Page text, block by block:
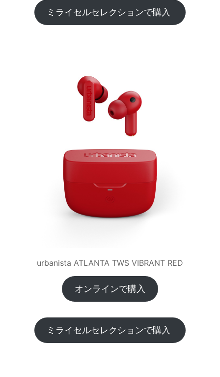
ミライセルセレクションで購入
urbanista ATLANTA TWS VIBRANT RED
オンラインで購入
ミライセルセレクションで購入